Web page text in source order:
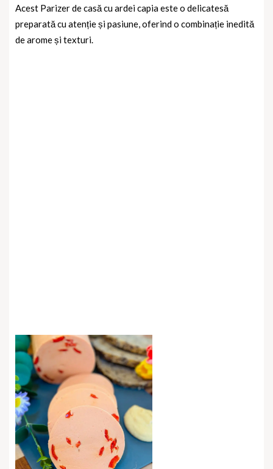
Acest Parizer de casă cu ardei capia este o delicatesă
preparată cu atenție și pasiune, oferind o combinație inedită
de arome și texturi.